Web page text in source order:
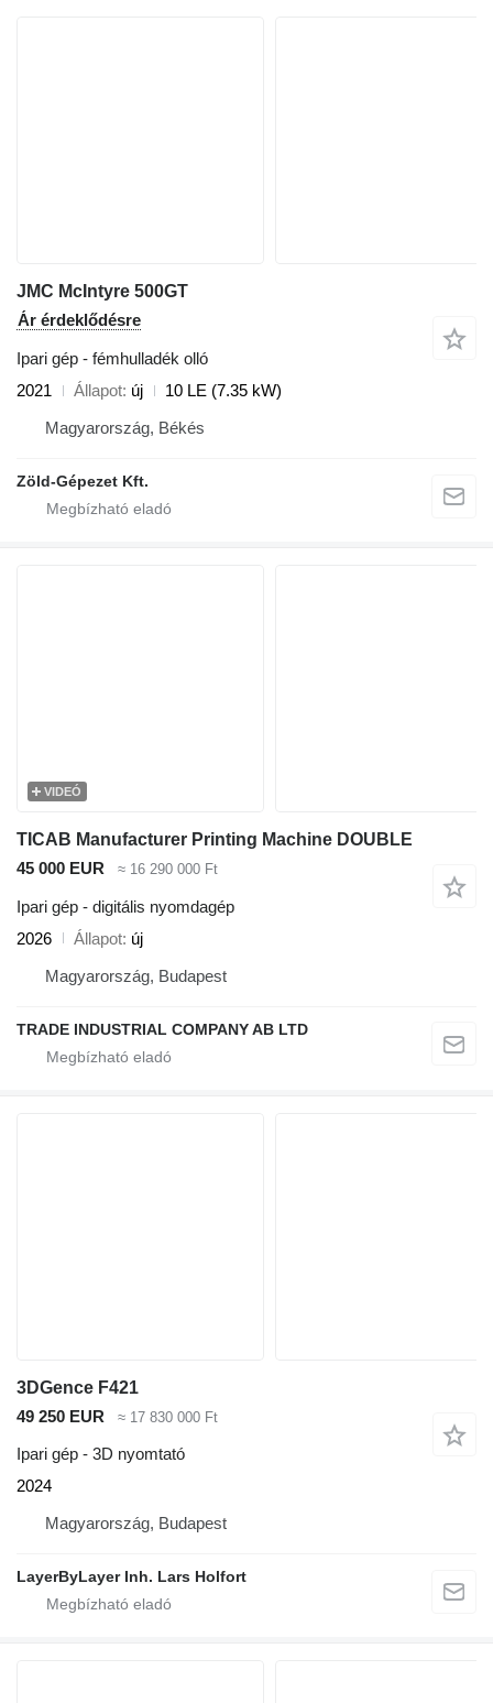
JMC McIntyre 500GT
Ár érdeklődésre
Ipari gép - fémhulladék olló
2021
Állapot új
10 LE (7.35 kW)
Magyarország, Békés
Zöld-Gépezet Kft.
VIDEÓ
TICAB Manufacturer Printing Machine DOUBLE
45 000 EUR
≈ 16 290 000 Ft
Ipari gép - digitális nyomdagép
2026
Állapot új
Magyarország, Budapest
TRADE INDUSTRIAL COMPANY AB LTD
3DGence F421
49 250 EUR
≈ 17 830 000 Ft
Ipari gép - 3D nyomtató
2024
Magyarország, Budapest
LayerByLayer Inh. Lars Holfort